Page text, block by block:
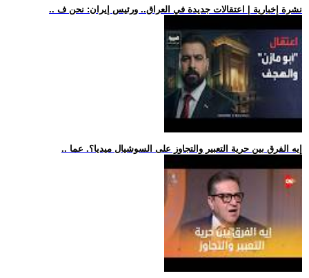
.. نشرة إخبارية | اعتقالات جديدة في العراق.. ورئيس إيران: نحن ف
.. إيه الفرق بين حرية التعبير والتجاوز على السوشيال ميديا؟. عما